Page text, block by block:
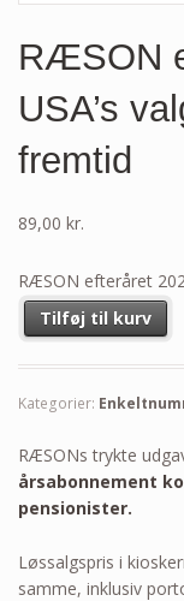
RÆSON
USA’s
fremtid
89,00 kr.
RÆSON efteråret
Tilføj til kurv
Kategorier:
RÆSONs trykte
årsabonnement
pensionister.
Løssalgspris i
samme, inklusiv